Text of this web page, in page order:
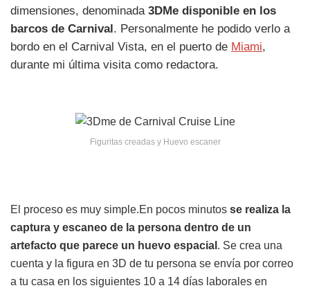
dimensiones, denominada 3DMe disponible en los
barcos de Carnival. Personalmente he podido verlo a
bordo en el Carnival Vista, en el puerto de Miami,
durante mi última visita como redactora.
Figuritas creadas y Huevo escaner
El proceso es muy simple.En pocos minutos se realiza la
captura y escaneo de la persona dentro de un
artefacto que parece un huevo espacial . Se crea una
cuenta y la figura en 3D de tu persona se envía por correo
a tu casa en los siguientes 10 a 14 días laborales en